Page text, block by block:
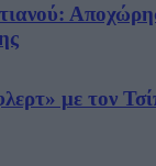
με τον